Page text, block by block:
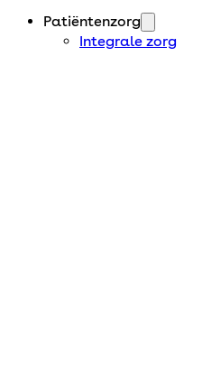
Patiëntenzorg
Integrale zorg